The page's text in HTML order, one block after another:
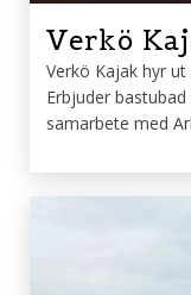
Verkö
Verkö Kajak hyr
Erbjuder
samarbete med